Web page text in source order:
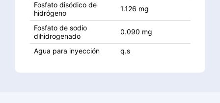
Fosfato disódico de
hidrógeno
1.126 mg
Fosfato de sodio
dihidrogenado
0.090 mg
Agua para inyección q.s